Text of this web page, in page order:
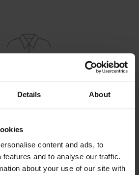
Details About
content and ads, to
features and to analyse our traffic.
about your use of our site with
SZLUFKA NA
OKULARY
wygodne zawieszenie
zapobiega jego rolowaniu się.